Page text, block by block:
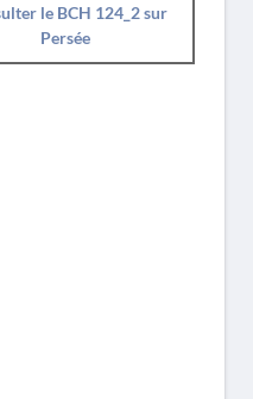
le BCH 124_2 sur
Persée